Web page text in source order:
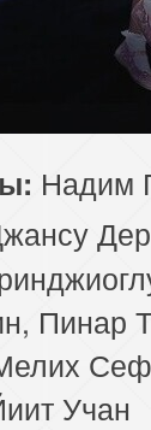
78 серия
82 серия
Надим
Пинар
Учан